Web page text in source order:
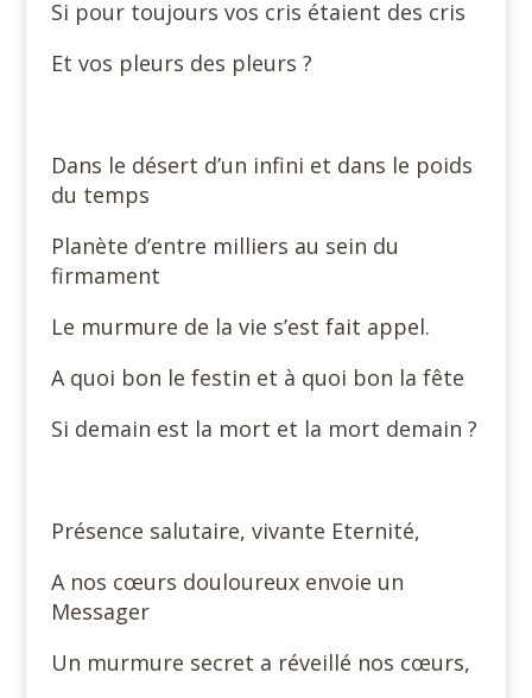
Si pour toujours vos cris étaient des cris
Et vos pleurs des pleurs ?
Dans le désert d’un infini et dans le poids
du temps
Planète d’entre milliers au sein du
firmament
Le murmure de la vie s’est fait appel.
A quoi bon le festin et à quoi bon la fête
Si demain est la mort et la mort demain ?
Présence salutaire, vivante Eternité,
A nos cœurs douloureux envoie un
Messager
Un murmure secret a réveillé nos cœurs,